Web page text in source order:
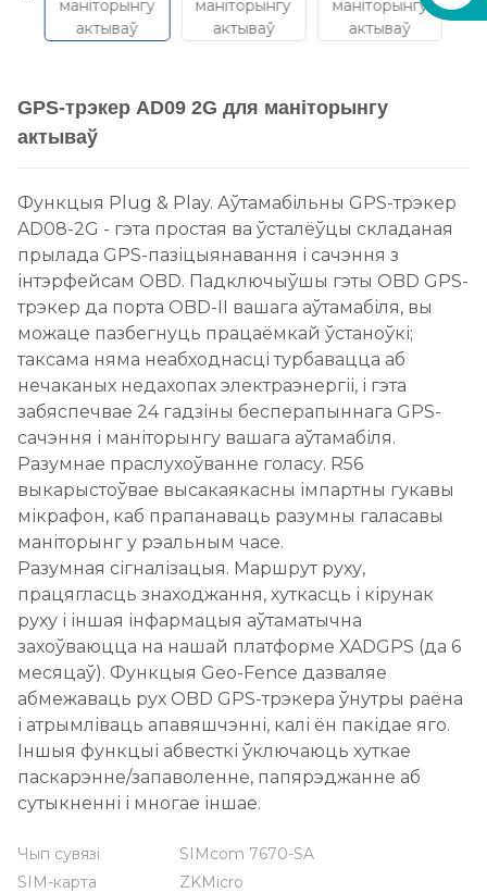
GPS-трэкер AD09 2G для маніторынгу
актываў
Функцыя Plug & Play. Аўтамабільны GPS-трэкер
AD08-2G - гэта простая ва ўсталёўцы складаная
прылада GPS-пазіцыянавання і сачэння з
інтэрфейсам OBD. Падключыўшы гэты OBD GPS-
трэкер да порта OBD-II вашага аўтамабіля, вы
можаце пазбегнуць працаёмкай ўстаноўкі;
таксама няма неабходнасці турбавацца аб
нечаканых недахопах электраэнергіі, і гэта
забяспечвае 24 гадзіны бесперапыннага GPS-
сачэння і маніторынгу вашага аўтамабіля.
Разумнае праслухоўванне голасу. R56
выкарыстоўвае высакаякасны імпартны гукавы
мікрафон, каб прапанаваць разумны галасавы
маніторынг у рэальным часе.
Разумная сігналізацыя. Маршрут руху,
працягласць знаходжання, хуткасць і кірунак
руху і іншая інфармацыя аўтаматычна
захоўваюцца на нашай платформе XADGPS (да 6
месяцаў). Функцыя Geo-Fence дазваляе
абмежаваць рух OBD ​​GPS-трэкера ўнутры раёна
і атрымліваць апавяшчэнні, калі ён пакідае яго.
Іншыя функцыі абвесткі ўключаюць хуткае
паскарэнне/запаволенне, папярэджанне аб
сутыкненні і многае іншае.
Чып сувязі
SIMcom 7670-SA
SIM-карта
ZKMicro